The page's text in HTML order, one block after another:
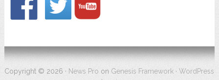
Copyright © 2026 · News Pro on Genesis Framework ·WordPress